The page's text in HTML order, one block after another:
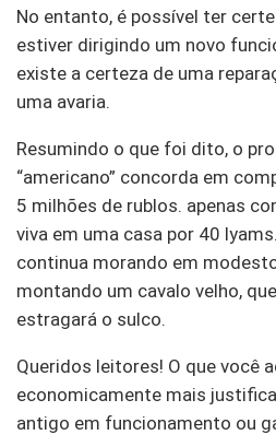
No entanto, é possível ter
estiver dirigindo um novo
existe a certeza de uma
uma avaria.
Resumindo o que foi dito, o
“americano” concorda em
5 milhões de rublos. apenas
viva em uma casa por 40
continua morando em
montando um cavalo velho,
estragará o sulco.
Queridos leitores! O que você
economicamente mais
antigo em funcionamento ou